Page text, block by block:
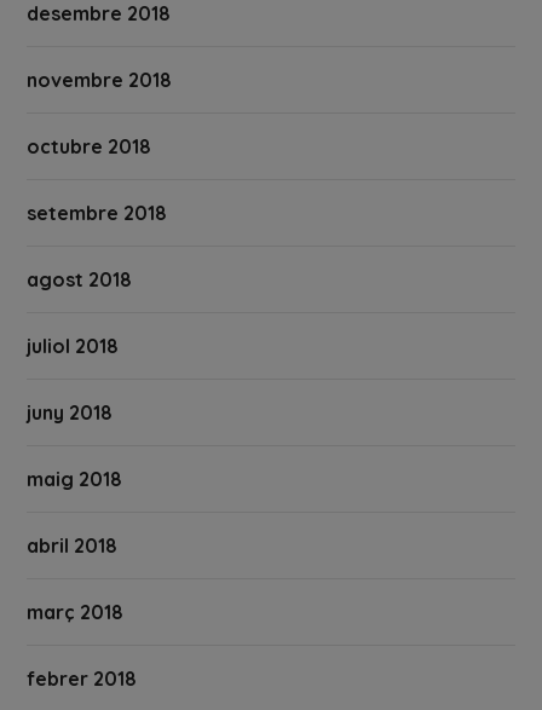
desembre 2018
novembre 2018
octubre 2018
setembre 2018
agost 2018
juliol 2018
juny 2018
maig 2018
abril 2018
març 2018
febrer 2018